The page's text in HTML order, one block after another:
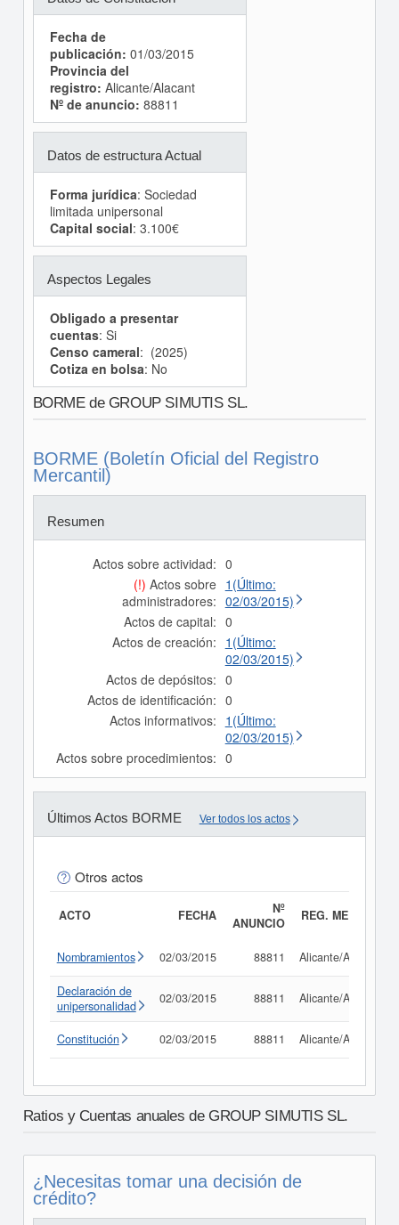
Fecha de
publicación: 01/03/2015
Provincia del
registro: Alicante/Alacant
Nº de anuncio: 88811
Datos de estructura Actual
Forma jurídica: Sociedad
limitada unipersonal
Capital social: 3.100€
Aspectos Legales
Obligado a presentar
cuentas: Si
Censo cameral: (2025)
Cotiza en bolsa: No
BORME de GROUP SIMUTIS SL.
BORME (Boletín Oficial del Registro
Mercantil)
Resumen
Actos sobre actividad: 0
(!) Actos sobre
administradores:
1(Último:
02/03/2015)
Actos de capital: 0
Actos de creación: 1(Último:
02/03/2015)
Actos de depósitos: 0
Actos de identificación: 0
Actos informativos: 1(Último:
02/03/2015)
Actos sobre procedimientos: 0
Últimos Actos BORME Ver todos los actos
Otros actos
ACTO FECHA
Nº
ANUNCIO
REG. MERC.
Nombramientos 02/03/2015 88811 Alicante/Alacant
Declaración de
unipersonalidad
02/03/2015 88811 Alicante/Alacant
Constitución 02/03/2015 88811 Alicante/Alacant
Ratios y Cuentas anuales de GROUP SIMUTIS SL.
¿Necesitas tomar una decisión de
crédito?